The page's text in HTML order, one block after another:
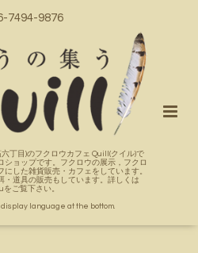
7494-9876
丁目)のフクロウカフェ Quill(クイル)で
ショップです。フクロウの展示，フクロ
した雑貨販売・カフェをしています。
・道具の販売もしています。詳しくは
をご覧下さい。
language at the bottom.